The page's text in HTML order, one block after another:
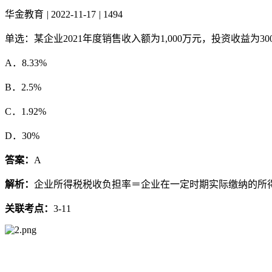
华金教育 | 2022-11-17 | 1494
单选：某企业2021年度销售收入额为1,000万元，投资收益为
A．8.33%
B．2.5%
C．1.92%
D．30%
答案： A
解析： 企业所得税税收负担率＝企业在一定时期实际缴纳的所
关联考点： 3-11